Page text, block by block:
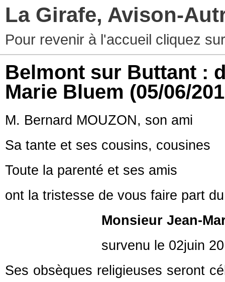
La Girafe, Avison-
Pour revenir à l'accueil cliquez
Belmont sur Buttant :
Marie Bluem (05/06/
M. Bernard MOUZON, son ami
Sa tante et ses cousins, cousines
Toute la parenté et ses amis
ont la tristesse de vous faire part
Monsieur Jean-
survenu le 02juin 2018,
Ses obsèques religieuses seront